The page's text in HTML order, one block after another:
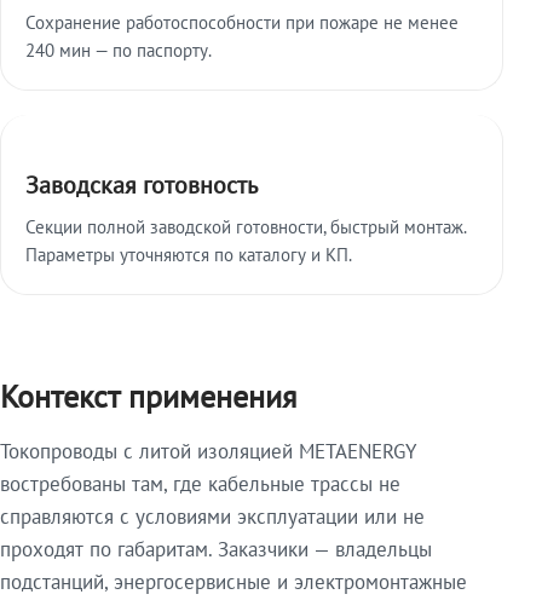
Сохранение работоспособности при пожаре не менее
240 мин — по паспорту.
Заводская готовность
Секции полной заводской готовности, быстрый монтаж.
Параметры уточняются по каталогу и КП.
Контекст применения
Токопроводы с литой изоляцией METAENERGY
востребованы там, где кабельные трассы не
справляются с условиями эксплуатации или не
проходят по габаритам. Заказчики — владельцы
подстанций, энергосервисные и электромонтажные